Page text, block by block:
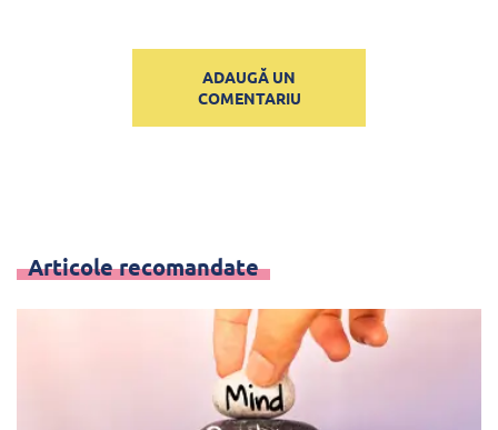
ADAUGĂ UN
COMENTARIU
Articole recomandate